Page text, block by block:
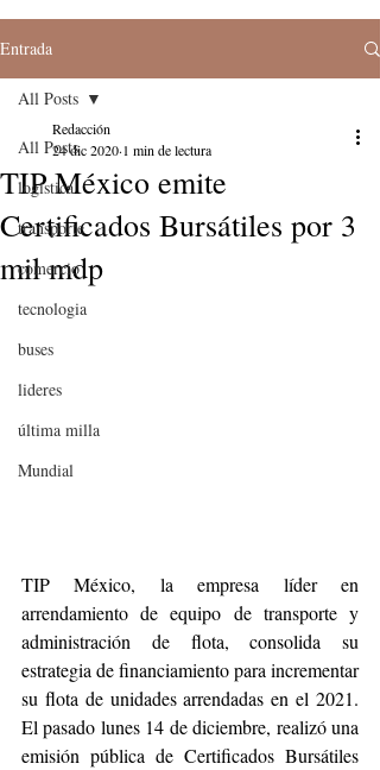
Entrada
All Posts
logistica
transporte
comercio
tecnologia
buses
lideres
última milla
Mundial
All Posts
TIP México emite
Certificados Bursátiles por 3
mil mdp
Redacción
24 dic 2020 1 min de lectura
TIP México, la empresa líder en
arrendamiento de equipo de transporte y
administración de flota, consolida su
estrategia de financiamiento para incrementar
su flota de unidades arrendadas en el 2021.
El pasado lunes 14 de diciembre, realizó una
emisión pública de Certificados Bursátiles